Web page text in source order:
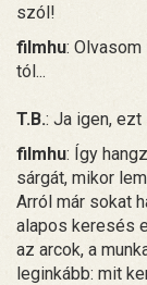
szól!
filmhu:
tól...
T.B.: Ja igen,
filmhu: Így
sárgát, mikor
Arról már sokat
alapos keresés
az arcok, a
leginkább: mit